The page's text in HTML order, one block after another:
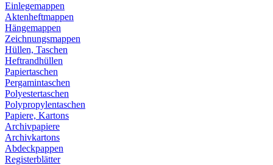
Einlegemappen
Aktenheftmappen
Hängemappen
Zeichnungsmappen
Hüllen, Taschen
Heftrandhüllen
Papiertaschen
Pergamintaschen
Polyestertaschen
Polypropylentaschen
Papiere, Kartons
Archivpapiere
Archivkartons
Abdeckpappen
Registerblätter